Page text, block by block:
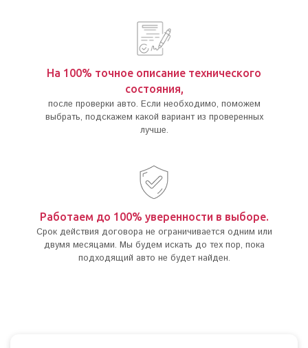
На 100% точное описание технического
состояния,
после проверки авто. Если необходимо, поможем
выбрать, подскажем какой вариант из проверенных
лучше.
Работаем до 100% уверенности в выборе.
Срок действия договора не ограничивается одним или
двумя месяцами. Мы будем искать до тех пор, пока
подходящий авто не будет найден.